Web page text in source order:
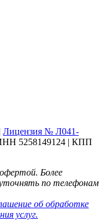
Лицензия № Л041-
5258149124 | КПП
Более
по телефонам
об обработке
услуг.